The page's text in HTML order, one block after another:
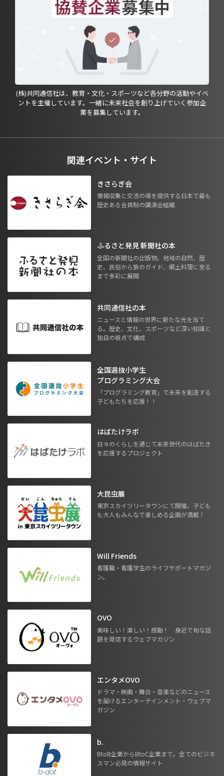
(株)共同通信社は、教育・文化・スポーツなど各分野の活動やイベ
ントを主催しています。一緒に未来社会を創り上げていく参加企
業を募集しています。
関連イベント・サイト
きさらぎ会
情報収集と交流の場を提供する日本で最も
歴史ある会員制の講演会組織
ふるさと発見 新聞社の本
全国の新聞社の出版物。地域の自然、歴
史、民俗から旅のガイド、郷土料理に至る
まで多彩に展開
共同通信社の本
ニュースと情報の世界に新たな光を当て
る。歴史、文化、スポーツなど深い知識と
独自の視点で構成
全国選抜小学生
プログラミング大会
「プログラミング教育」で未来を創造する
子どもたちを応援！！
はばたけラボ
日々のくらしを通じて未来世代のはばたき
を応援するプロジェクト
大昆虫展
東京スカイツリータウンにて開催。子ども
も大人もみんなで楽しめる企画が満載！
Will Friends
看護職・看護学生のライフサポートマガジ
ン。
OVO
美味しい！楽しい！感動！ 身近で旬な話
題を発信するウェブマガジン
エンタメOVO
ドラマ・映画・舞台・音楽などのニュース
を届けるエンターテインメント・ウェブマ
ガジン
b.
BtoB企業からBtoC企業まで。全てのビジネ
スマン必見の情報サイト